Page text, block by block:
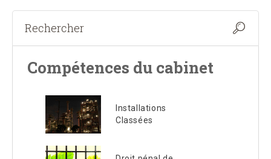
Compétences du cabinet
Installations
Classées